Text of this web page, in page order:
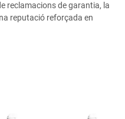
reclamacions de garantia, la
reputació reforçada en